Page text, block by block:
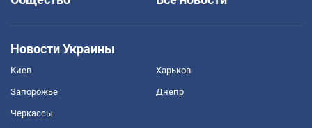
Новости Украины
Киев Харьков
Запорожье Днепр
Черкассы